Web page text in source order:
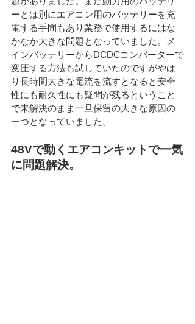
ーとは別にエアコン用のバッテリーを充
電する手間もあり業務で使用するにはな
かなか大きな問題となっていました。メ
インバッテリーからDCDCコンバーターで
変圧する方法も試していたのですがやは
り長時間大きな電流を流すとなると安全
性にも耐久性にも疑問が残るということ
で未解決のまま一旦保留の大きな原因の
一つとなっていました。
48Vで動くエアコンキットで一気
に問題解決。